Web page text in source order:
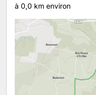
à 0,0 km environ